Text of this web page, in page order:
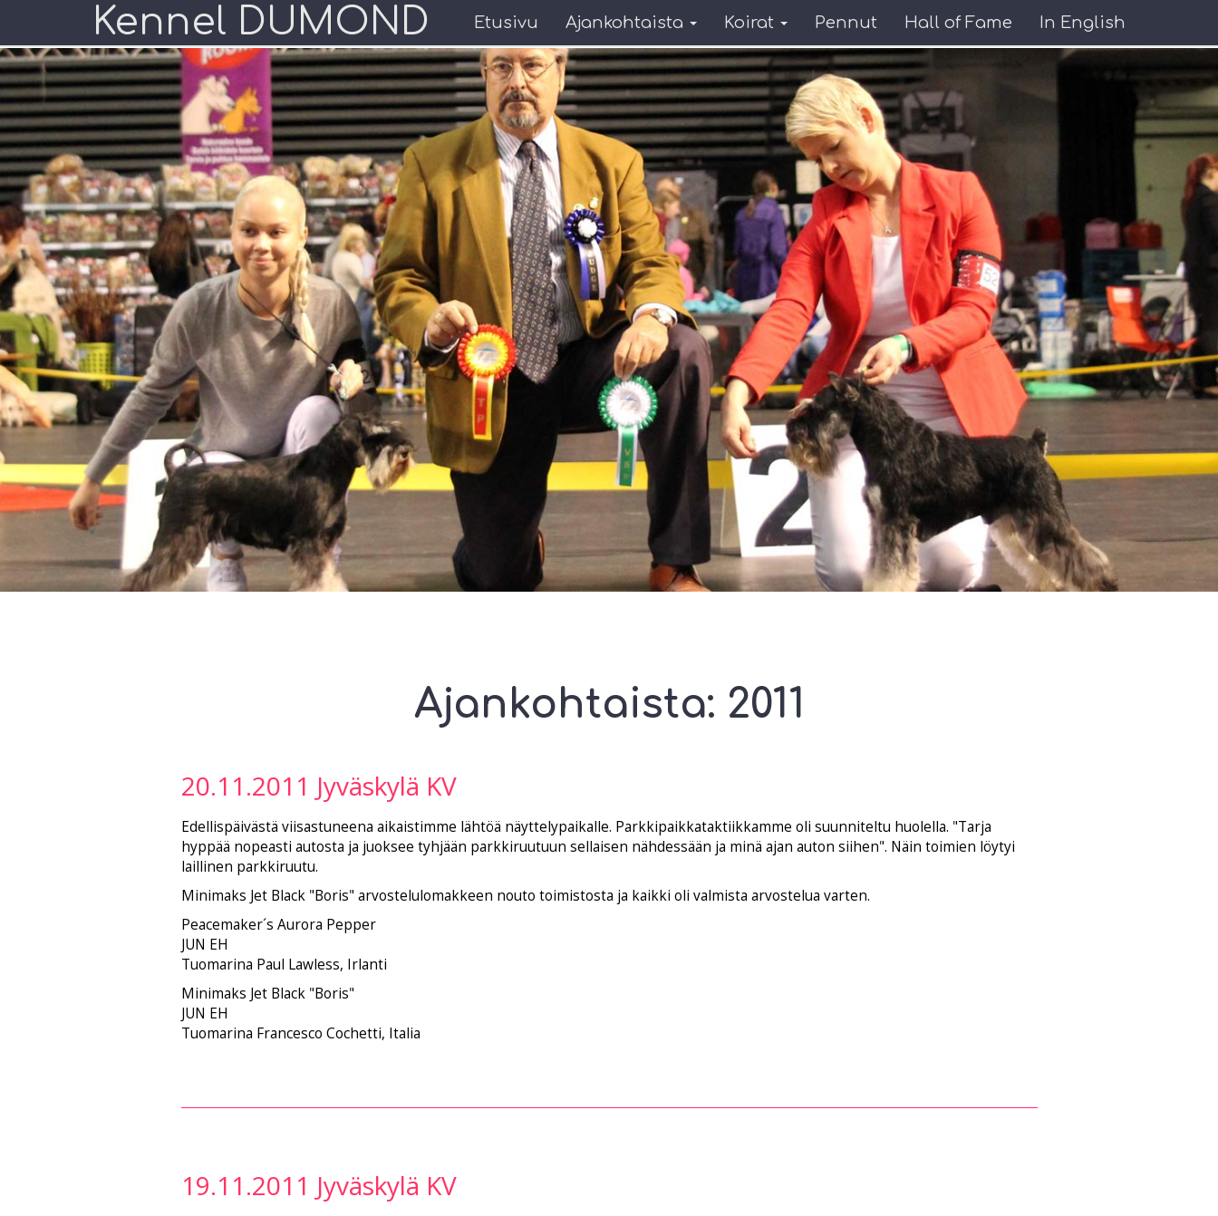
Kennel DUMOND Etusivu Ajankohtaista Koirat Pennut Hall of Fame In English
Ajankohtaista: 2011
20.11.2011 Jyväskylä KV
Edellispäivästä viisastuneena aikaistimme lähtöä näyttelypaikalle. Parkkipaikkataktiikkamme oli suunniteltu huolella. "Tarja
hyppää nopeasti autosta ja juoksee tyhjään parkkiruutuun sellaisen nähdessään ja minä ajan auton siihen". Näin toimien löytyi
laillinen parkkiruutu.
Minimaks Jet Black "Boris" arvostelulomakkeen nouto toimistosta ja kaikki oli valmista arvostelua varten.
Peacemaker´s Aurora Pepper
JUN EH
Tuomarina Paul Lawless, Irlanti
Minimaks Jet Black "Boris"
JUN EH
Tuomarina Francesco Cochetti, Italia
19.11.2011 Jyväskylä KV